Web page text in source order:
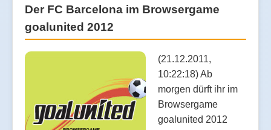
Der FC Barcelona im Browsergame
goalunited 2012
(21.12.2011,
10:22:18) Ab
morgen dürft ihr im
Browsergame
goalunited 2012